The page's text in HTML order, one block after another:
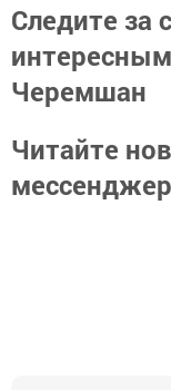
Следите
Черемшан
Читайте